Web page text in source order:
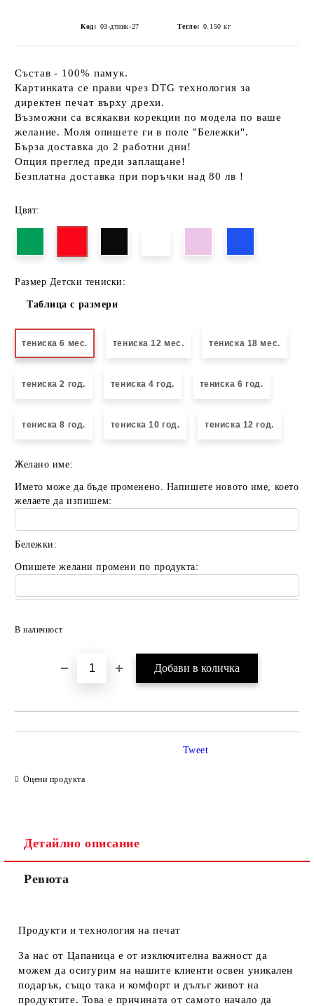
Код: 03-дтник-27 Тегло: 0.150 кг
Състав - 100% памук.
Картинката се прави чрез DTG технология за
директен печат върху дрехи.
Възможни са всякакви корекции по модела по ваше
желание. Моля опишете ги в поле "Бележки".
Бърза доставка до 2 работни дни!
Опция преглед преди заплащане!
Безплатна доставка при поръчки над 80 лв !
Цвят:
Размер Детски тениски:
Таблица с размери
тениска 6 мес. тениска 12 мес. тениска 18 мес.
тениска 2 год. тениска 4 год. тениска 6 год.
тениска 8 год. тениска 10 год. тениска 12 год.
Желано име:
Името може да бъде променено. Напишете новото име, което
желаете да изпишем:
Бележки:
Опишете желани промени по продукта:
В наличност
Оцени продукта
Tweet
Детайлно описание
Ревюта
Продукти и технология на печат
За нас от Цапаница е от изключителна важност да
можем да осигурим на нашите клиенти освен уникален
подарък, също така и комфорт и дълъг живот на
продуктите. Това е причината от самото начало да